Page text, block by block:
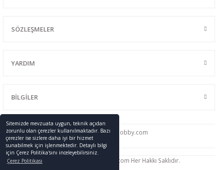
Sitemizde mevzuata uygun, teknik açıdan
zorunlu olan çerezler kullanılmaktadır. Bazı
çerezler ise sizlere daha iyi bir hizmet
sunabilmek için işlenmektedir. Detaylı bilgi
için Çerez Politika'sını inceleyebilirsiniz.
Çerez Politikası
SÖZLEŞMELER
YARDIM
BİLGİLER
0216 428 46 91 info@promodelhobby.com
Telif Hakkı © 2005-2023 promodelhobby.com Her Hakkı Saklıdır.